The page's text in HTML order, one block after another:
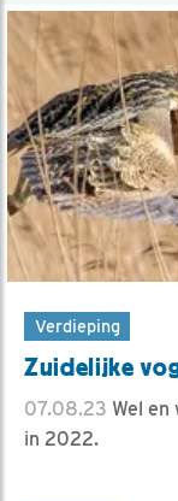
Verdieping
Zuidelijke
07.08.23 Wel
in 2022.